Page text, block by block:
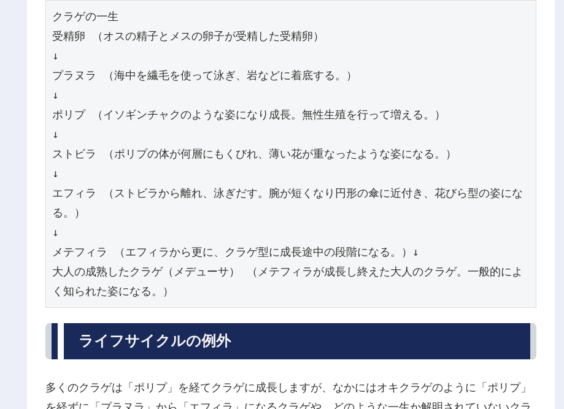
クラゲの一生
受精卵 （オスの精子とメスの卵子が受精した受精卵）
↓
プラヌラ （海中を繊毛を使って泳ぎ、岩などに着底する。）
↓
ポリプ （イソギンチャクのような姿になり成長。無性生殖を行って増える。）
↓
ストビラ （ポリプの体が何層にもくびれ、薄い花が重なったような姿になる。）
↓
エフィラ （ストビラから離れ、泳ぎだす。腕が短くなり円形の傘に近付き、花びら型の姿にな
る。）
↓
メテフィラ （エフィラから更に、クラゲ型に成長途中の段階になる。）↓
大人の成熟したクラゲ（メデューサ） （メテフィラが成長し終えた大人のクラゲ。一般的によ
く知られた姿になる。）
ライフサイクルの例外
多くのクラゲは「ポリプ」を経てクラゲに成長しますが、なかにはオキクラゲのように「ポリプ」